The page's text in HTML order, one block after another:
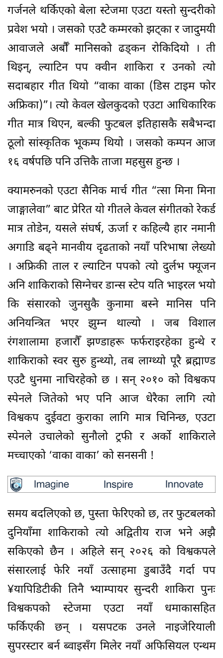
गर्जनले थर्किएको बेला स्टेजमा एउटा यस्तो सुन्दरीको
प्रवेश भयो । जसको एउटै कम्मरको झट्का र जादुमयी
आवाजले अर्बौँ मानिसको ढड्कन रोकिदियो । ती
थिइन्, ल्याटिन पप क्वीन शाकिरा र उनको त्यो
सदाबहार गीत थियो “वाका वाका (डिस टाइम फोर
अफ्रिका)”। त्यो केवल खेलकुदको एउटा आधिकारिक
गीत मात्र थिएन, बल्की फुटबल इतिहासकै सबैभन्दा
ठूलो सांस्कृतिक भूकम्प थियो । जसको कम्पन आज
१६ वर्षपछि पनि उत्तिकै ताजा महसुस हुन्छ ।
क्यामरुनको एउटा सैनिक मार्च गीत “त्सा मिना मिना
जाङ्गालेवा” बाट प्रेरित यो गीतले केवल संगीतको रेकर्ड
मात्र तोडेन, यसले संघर्ष, ऊर्जा र कहिल्यै हार नमानी
अगाडि बढ्ने मानवीय दृढताको नयाँ परिभाषा लेख्यो
। अफ्रिकी ताल र ल्याटिन पपको त्यो दुर्लभ फ्यूजन
अनि शाकिराको सिग्नेचर डान्स स्टेप यति भाइरल भयो
कि संसारको जुनसुकै कुनामा बस्ने मानिस पनि
अनियन्त्रित भएर झुम्न थाल्यो । जब विशाल
रंगशालामा हजारौँ झण्डाहरू फर्फराइरहेका हुन्थे र
शाकिराको स्वर सुरु हुन्थ्यो, तब लाग्थ्यो पूरै ब्रह्माण्ड
एउटै धुनमा नाचिरहेको छ । सन् २०१० को विश्वकप
स्पेनले जितेको भए पनि आज धेरैका लागि त्यो
विश्वकप दुईवटा कुराका लागि मात्र चिनिन्छ, एउटा
स्पेनले उचालेको सुनौलो ट्रफी र अर्को शाकिराले
मच्चाएको ‘वाका वाका’ को सनसनी !
समय बदलिएको छ, पुस्ता फेरिएको छ, तर फुटबलको
दुनियाँमा शाकिराको त्यो अद्वितीय राज भने अझै
सकिएको छैन । अहिले सन् २०२६ को विश्वकपले
संसारलाई फेरि नयाँ उत्साहमा डुबाउँदै गर्दा पप
¥यापिडिटीकी तिनै भ्याम्पायर सुन्दरी शाकिरा पुनः
विश्वकपको स्टेजमा एउटा नयाँ धमाकासहित
फर्किएकी छन् । यसपटक उनले नाइजेरियाली
सुपरस्टार बर्न ब्वाइसँग मिलेर नयाँ अफिसियल एन्थम